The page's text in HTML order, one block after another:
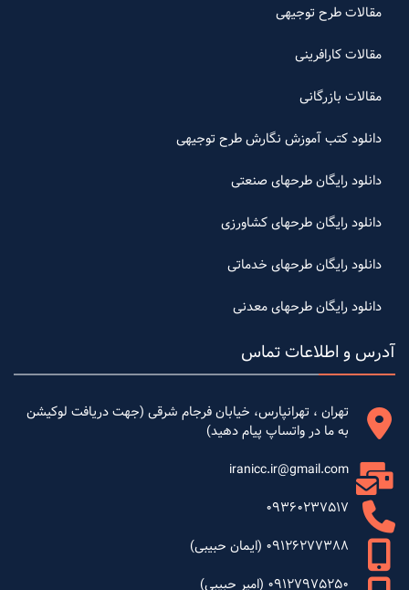
مقالات طرح توجیهی
مقالات کارافرینی
مقالات بازرگانی
دانلود کتب آموزش نگارش طرح توجیهی
دانلود رایگان طرحهای صنعتی
دانلود رایگان طرحهای کشاورزی
دانلود رایگان طرحهای خدماتی
دانلود رایگان طرحهای معدنی
آدرس و اطلاعات تماس
تهران ، تهرانپارس، خیابان فرجام شرقی (جهت دریافت لوکیشن
به ما در واتساپ پیام دهید)
iranicc.ir@gmail.com
09360237517
09126277388 (ایمان حبیبی)
09127975250 (امیر حبیبی)